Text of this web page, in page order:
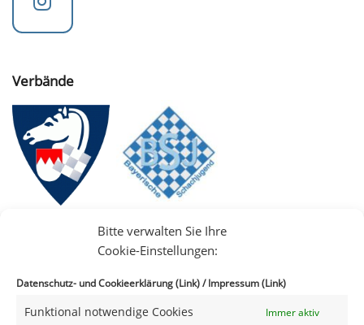
Bitte verwalten Sie Ihre
Cookie-Einstellungen:
Datenschutz- und Cookieerklärung (Link)/Impressum (Link)
Funktional notwendige Cookies Immer aktiv
Verbände